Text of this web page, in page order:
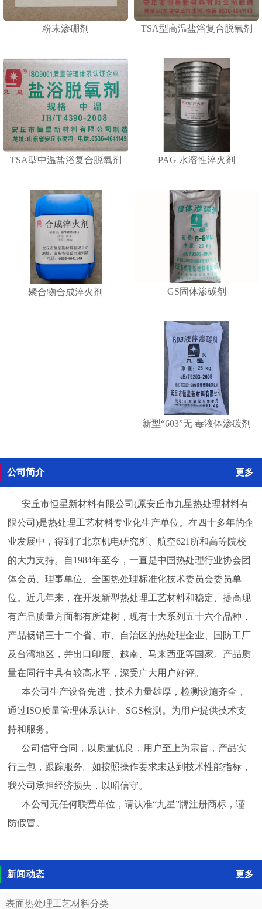
粉末渗硼剂 TSA型高温盐浴复合脱氧剂
TSA型中温盐浴复合脱氧剂 PAG 水溶性淬火剂
聚合物合成淬火剂 GS固体渗碳剂
新型“603”无 毒液体渗碳剂
公司简介 更多
安丘市恒星新材料有限公司(原安丘市九星热处理材料有
限公司)是热处理工艺材料专业化生产单位。在四十多年的企
业发展中，得到了北京机电研究所、航空621所和高等院校
的大力支持。自1984年至今，一直是中国热处理行业协会团
体会员、理事单位、全国热处理标准化技术委员会委员单
位。近几年来，在开发新型热处理工艺材料和稳定、提高现
有产品质量方面都有所建树，现有十大系列五十六个品种，
产品畅销三十二个省、市、自治区的热处理企业、国防工厂
及台湾地区，并出口印度、越南、马来西亚等国家。产品质
量在同行中具有较高水平，深受广大用户好评。
本公司生产设备先进，技术力量雄厚，检测设施齐全，
通过ISO质量管理体系认证、SGS检测。为用户提供技术支
持和服务。
公司信守合同，以质量优良，用户至上为宗旨，产品实
行三包，跟踪服务。如按照操作要求未达到技术性能指标，
我公司承担经济损失，以昭信守。
本公司无任何联营单位，请认准“九星”牌注册商标，谨
防假冒。
新闻动态 更多
表面热处理工艺材料分类